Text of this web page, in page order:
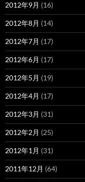
2012年9月 (16)
2012年8月 (14)
2012年7月 (17)
2012年6月 (17)
2012年5月 (19)
2012年4月 (17)
2012年3月 (31)
2012年2月 (25)
2012年1月 (31)
2011年12月 (64)